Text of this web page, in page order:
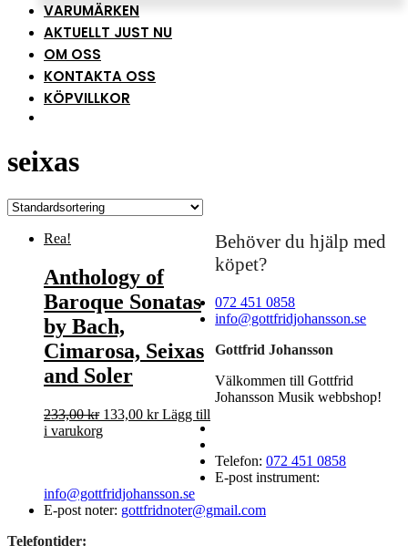
VARUMÄRKEN
AKTUELLT JUST NU
OM OSS
KONTAKTA OSS
KÖPVILLKOR
seixas
Rea!
Anthology of
Baroque Sonatas
by Bach,
Cimarosa, Seixas
and Soler
233,00kr Det
ursprungliga
133,00 krDet
nuvarande
133,00 kr.
Lägg till
i varukorg
Behöver du hjälp med
köpet?
072 451 0858
info@gottfridjohansson.se
Gottfrid Johansson
Välkommen till Gottfrid
Johansson Musik webbshop!
Telefon:072 451 0858
E-post instrument:
info@gottfridjohansson.se
E-post noter: gottfridnoter@gmail.com
Telefontider: